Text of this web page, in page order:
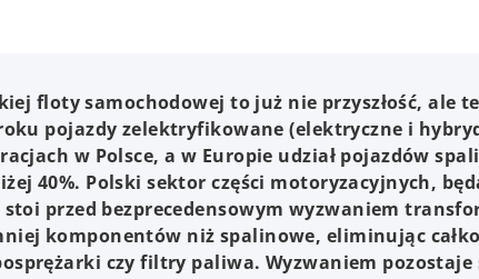
floty samochodowej to już nie przyszłość, ale
pojazdy zelektryfikowane (elektryczne i
w Polsce, a w Europie udział pojazdów
40%. Polski sektor części motoryzacyjnych,
przed bezprecedensowym wyzwaniem
komponentów niż spalinowe, eliminując
czy filtry paliwa. Wyzwaniem